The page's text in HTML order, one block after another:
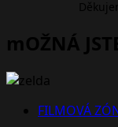
mOŽNÁ
FILMOVÁ